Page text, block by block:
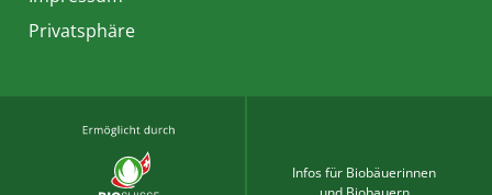
Privatsphäre
Infos für Biobäuerinnen